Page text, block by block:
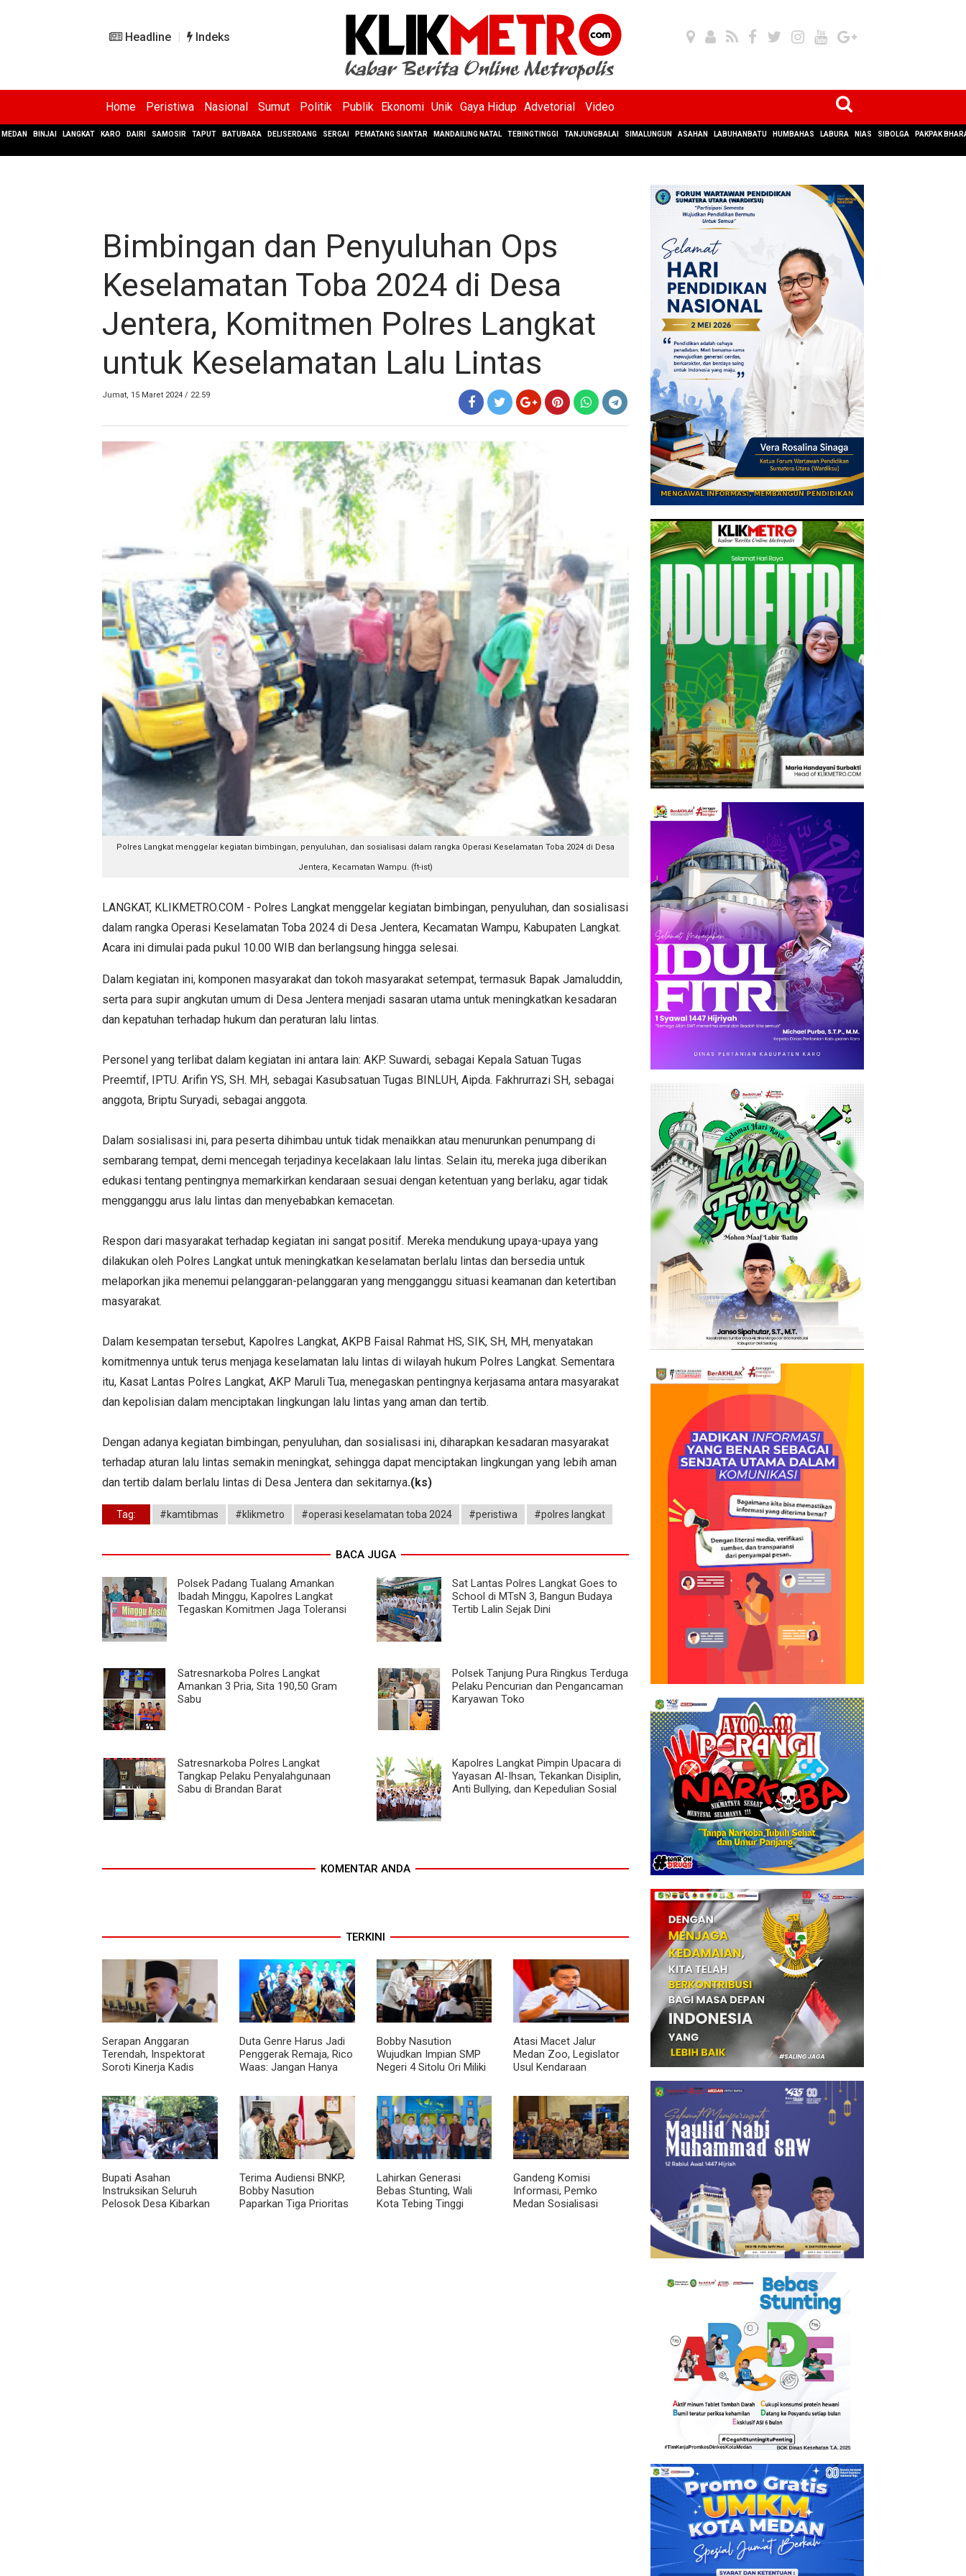
Headline Indeks
Home Peristiwa Nasional Sumut Politik Publik Ekonomi Unik Gaya Hidup Advetorial Video
MEDAN BINJAI LANGKAT KARO DAIRI SAMOSIR TAPUT BATUBARA DELISERDANG SERGAI PEMATANG SIANTAR MANDAILING NATAL TEBINGTINGGI TANJUNGBALAI SIMALUNGUN ASAHAN LABUHANBATU HUMBAHAS LABURA NIAS SIBOLGA PAKPAK
Bimbingan dan Penyuluhan Ops
Keselamatan Toba 2024 di Desa
Jentera, Komitmen Polres Langkat
untuk Keselamatan Lalu Lintas
Jumat, 15 Maret 2024 / 22.59
Polres Langkat menggelar kegiatan bimbingan, penyuluhan, dan sosialisasi dalam rangka Operasi Keselamatan Toba 2024 di Desa
Jentera, Kecamatan Wampu. (ft-ist)
LANGKAT, KLIKMETRO.COM - Polres Langkat menggelar kegiatan bimbingan, penyuluhan, dan sosialisasi
dalam rangka Operasi Keselamatan Toba 2024 di Desa Jentera, Kecamatan Wampu, Kabupaten Langkat.
Acara ini dimulai pada pukul 10.00 WIB dan berlangsung hingga selesai.
Dalam kegiatan ini, komponen masyarakat dan tokoh masyarakat setempat, termasuk Bapak Jamaluddin,
serta para supir angkutan umum di Desa Jentera menjadi sasaran utama untuk meningkatkan kesadaran
dan kepatuhan terhadap hukum dan peraturan lalu lintas.
Personel yang terlibat dalam kegiatan ini antara lain: AKP. Suwardi, sebagai Kepala Satuan Tugas
Preemtif, IPTU. Arifin YS, SH. MH, sebagai Kasubsatuan Tugas BINLUH, Aipda. Fakhrurrazi SH, sebagai
anggota, Briptu Suryadi, sebagai anggota.
Dalam sosialisasi ini, para peserta dihimbau untuk tidak menaikkan atau menurunkan penumpang di
sembarang tempat, demi mencegah terjadinya kecelakaan lalu lintas. Selain itu, mereka juga diberikan
edukasi tentang pentingnya memarkirkan kendaraan sesuai dengan ketentuan yang berlaku, agar tidak
mengganggu arus lalu lintas dan menyebabkan kemacetan.
Respon dari masyarakat terhadap kegiatan ini sangat positif. Mereka mendukung upaya-upaya yang
dilakukan oleh Polres Langkat untuk meningkatkan keselamatan berlalu lintas dan bersedia untuk
melaporkan jika menemui pelanggaran-pelanggaran yang mengganggu situasi keamanan dan ketertiban
masyarakat.
Dalam kesempatan tersebut, Kapolres Langkat, AKPB Faisal Rahmat HS, SIK, SH, MH, menyatakan
komitmennya untuk terus menjaga keselamatan lalu lintas di wilayah hukum Polres Langkat. Sementara
itu, Kasat Lantas Polres Langkat, AKP Maruli Tua, menegaskan pentingnya kerjasama antara masyarakat
dan kepolisian dalam menciptakan lingkungan lalu lintas yang aman dan tertib.
Dengan adanya kegiatan bimbingan, penyuluhan, dan sosialisasi ini, diharapkan kesadaran masyarakat
terhadap aturan lalu lintas semakin meningkat, sehingga dapat menciptakan lingkungan yang lebih aman
dan tertib dalam berlalu lintas di Desa Jentera dan sekitarnya.(ks)
Tag: #kamtibmas #klikmetro #operasi keselamatan toba 2024 #peristiwa #polres langkat
BACA JUGA
Polsek Padang Tualang Amankan
Ibadah Minggu, Kapolres Langkat
Tegaskan Komitmen Jaga Toleransi
Sat Lantas Polres Langkat Goes to
School di MTsN 3, Bangun Budaya
Tertib Lalin Sejak Dini
Satresnarkoba Polres Langkat
Amankan 3 Pria, Sita 190,50 Gram
Sabu
Polsek Tanjung Pura Ringkus Terduga
Pelaku Pencurian dan Pengancaman
Karyawan Toko
Satresnarkoba Polres Langkat
Tangkap Pelaku Penyalahgunaan
Sabu di Brandan Barat
Kapolres Langkat Pimpin Upacara di
Yayasan Al-Ihsan, Tekankan Disiplin,
Anti Bullying, dan Kepedulian Sosial
KOMENTAR ANDA
TERKINI
Serapan Anggaran
Terendah, Inspektorat
Soroti Kinerja Kadis
Duta Genre Harus Jadi
Penggerak Remaja, Rico
Waas: Jangan Hanya
Bobby Nasution
Wujudkan Impian SMP
Negeri 4 Sitolu Ori Miliki
Atasi Macet Jalur
Medan Zoo, Legislator
Usul Kendaraan
Jalur Royal Sumatera
Bupati Asahan
Instruksikan Seluruh
Pelosok Desa Kibarkan
Terima Audiensi BNKP,
Bobby Nasution
Paparkan Tiga Prioritas
Lahirkan Generasi
Bebas Stunting, Wali
Kota Tebing Tinggi
Gandeng Komisi
Informasi, Pemko
Medan Sosialisasi